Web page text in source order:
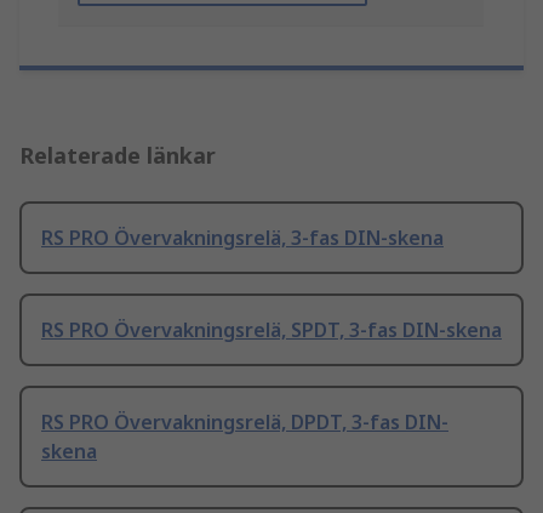
Relaterade länkar
RS PRO Övervakningsrelä, 3-fas DIN-skena
RS PRO Övervakningsrelä, SPDT, 3-fas DIN-skena
RS PRO Övervakningsrelä, DPDT, 3-fas DIN-
skena